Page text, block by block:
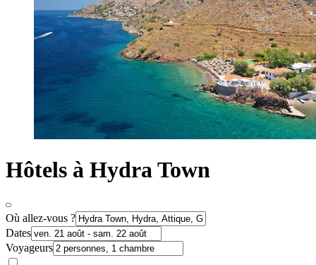
Hôtels à Hydra Town
Où allez-vous ?
Dates
Voyageurs